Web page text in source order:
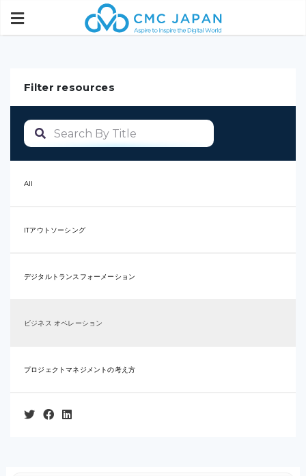
Filter resources
All
ITアウトソーシング
デジタルトランスフォーメーション
ビジネス オペレーション
プロジェクトマネジメントの考え方